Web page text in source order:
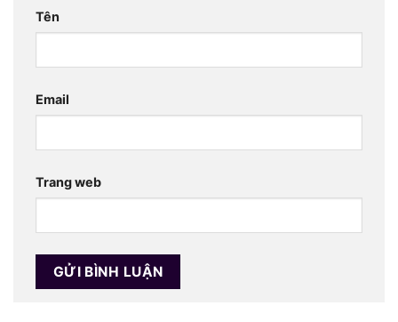
Tên
Email
Trang web